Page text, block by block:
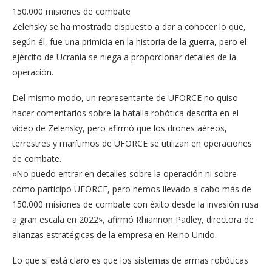
150.000 misiones de combate
Zelensky se ha mostrado dispuesto a dar a conocer lo que,
según él, fue una primicia en la historia de la guerra, pero el
ejército de Ucrania se niega a proporcionar detalles de la
operación.
Del mismo modo, un representante de UFORCE no quiso
hacer comentarios sobre la batalla robótica descrita en el
video de Zelensky, pero afirmó que los drones aéreos,
terrestres y marítimos de UFORCE se utilizan en operaciones
de combate.
«No puedo entrar en detalles sobre la operación ni sobre
cómo participó UFORCE, pero hemos llevado a cabo más de
150.000 misiones de combate con éxito desde la invasión rusa
a gran escala en 2022», afirmó Rhiannon Padley, directora de
alianzas estratégicas de la empresa en Reino Unido.
Lo que sí está claro es que los sistemas de armas robóticas